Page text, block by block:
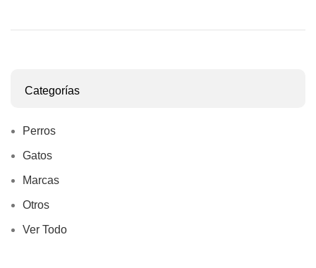
Categorías
Perros
Gatos
Marcas
Otros
Ver Todo